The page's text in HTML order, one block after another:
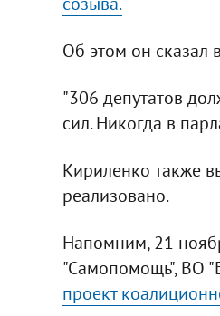
Об этом он сказал
"306 депутатов
сил. Никогда в
Кириленко также
реализовано.
Напомним, 21
"Самопомощь", ВО
проект